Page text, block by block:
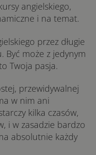
angielskiego,
i na temat.
przez długie
Być może z jedynym
Twoja pasja.
przewidywalnej
w nim ani
kilka czasów,
i w zasadzie bardzo
absolutnie każdy